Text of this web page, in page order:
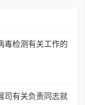
毒检测有关工作的
司有关负责同志就